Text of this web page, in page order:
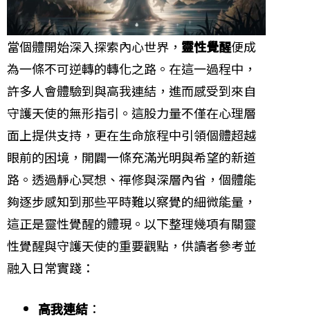
當個體開始深入探索內心世界， 靈性覺醒便成
為一條不可逆轉的轉化之路。在這一過程中，
許多人會體驗到與高我連結，進而感受到來自
守護天使的無形指引。這股力量不僅在心理層
面上提供支持，更在生命旅程中引領個體超越
眼前的困境，開闢一條充滿光明與希望的新道
路。透過靜心冥想、禪修與深層內省，個體能
夠逐步感知到那些平時難以察覺的細微能量，
這正是靈性覺醒的體現。以下整理幾項有關靈
性覺醒與守護天使的重要觀點，供讀者參考並
融入日常實踐：
高我連結 ：